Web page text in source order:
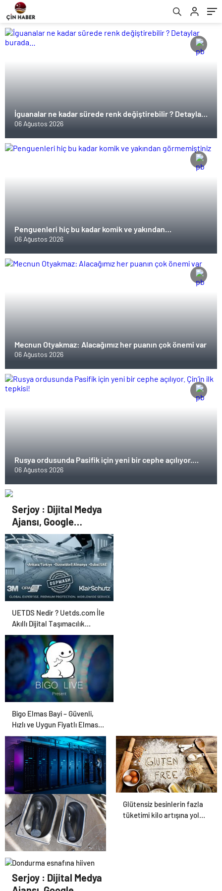
İguanalar ne kadar sürede renk değiştirebilir ? Detaylar
burada…
06 Ağustos 2026
Penguenleri hiç bu kadar komik ve yakından
görmemiştiniz
06 Ağustos 2026
Mecnun Otyakmaz: Alacağımız her puanın çok önemi var
06 Ağustos 2026
Rusya ordusunda Pasifik için yeni bir cephe açılıyor.
Çin’in ilk tepkisi!
06 Ağustos 2026
Serjoy : Dijital Medya
Ajansı, Google
Reklam Ajansı, SEO
Ajansı ve Web
Tasarım Ajansı
UETDS Nedir ? Uetds.com İle
Akıllı Dijital Taşımacılık
Yazılımı
Bigo Elmas Bayi – Güvenli,
Hızlı ve Uygun Fiyatlı Elmas
Satın Almanın Yeni Adresi
Datahost İle Güvenilir
Sunucu Hizmetleri
Glütensiz besinlerin fazla
tüketimi kilo artışına yol
Dondurma esnafına hijyen
uyarısı! ‘Suda bekletilen
kaşık çapraz bulaşmaya
Serjoy : Dijital Medya